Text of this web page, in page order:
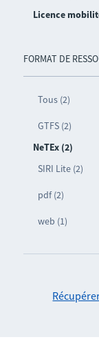
Licence
FORMAT DE
Tous (2)
GTFS (2)
NeTEx (2)
SIRI Lite (2)
pdf (2)
web (1)